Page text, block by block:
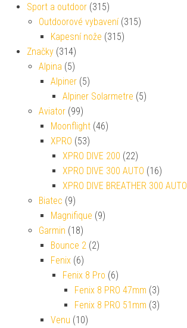
Sport a outdoor (315)
Outdoorové vybavení (315)
Kapesní nože (315)
Značky (314)
Alpina (5)
Alpiner (5)
Alpiner Solarmetre (5)
Aviator (99)
Moonflight (46)
XPRO (53)
XPRO DIVE 200 (22)
XPRO DIVE 300 AUTO (16)
XPRO DIVE BREATHER 300 AUTO
Biatec (9)
Magnifique (9)
Garmin (18)
Bounce 2 (2)
Fenix (6)
Fenix 8 Pro (6)
Fenix 8 PRO 47mm (3)
Fenix 8 PRO 51mm (3)
Venu (10)